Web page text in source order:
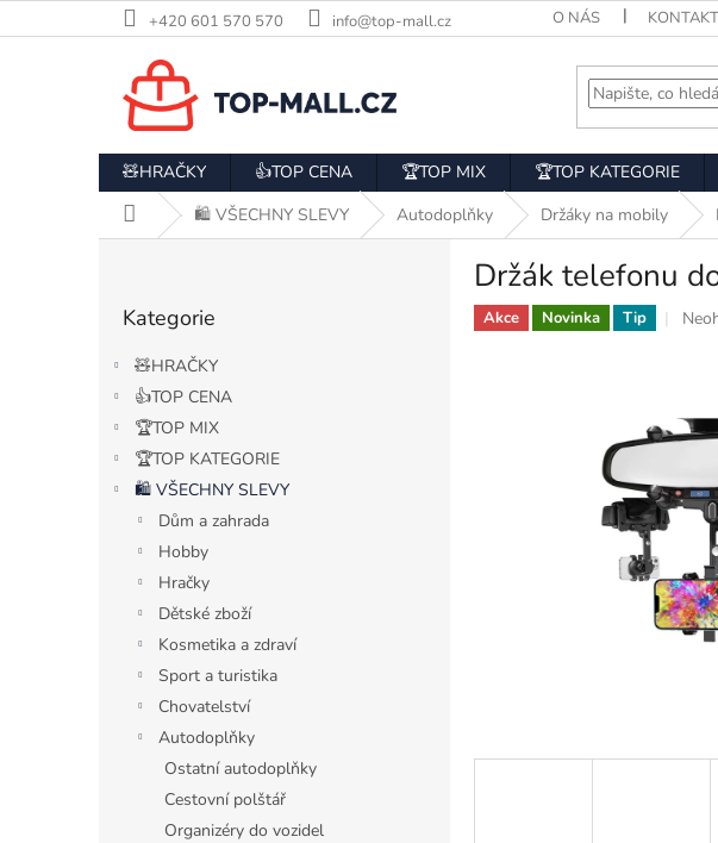
na
+420 601 570 570 info@top-mall.cz O NÁS
🧸HRAČKY 👍TOP CENA 🏆TOP MIX 🏆TOP KATEGORIE
Domů 🛍️ VŠECHNY SLEVY Autodoplňky Držáky na mobily
kategorie
Kategorie
🧸HRAČKY
👍TOP CENA
🏆TOP MIX
🏆TOP KATEGORIE
🛍️ VŠECHNY SLEVY
Dům a zahrada
Hobby
Hračky
Dětské zboží
Kosmetika a zdraví
Sport a turistika
Chovatelství
Autodoplňky
Ostatní autodoplňky
Cestovní polštář
Organizéry do vozidel
Držák telefonu
Akce Novinka Tip
z